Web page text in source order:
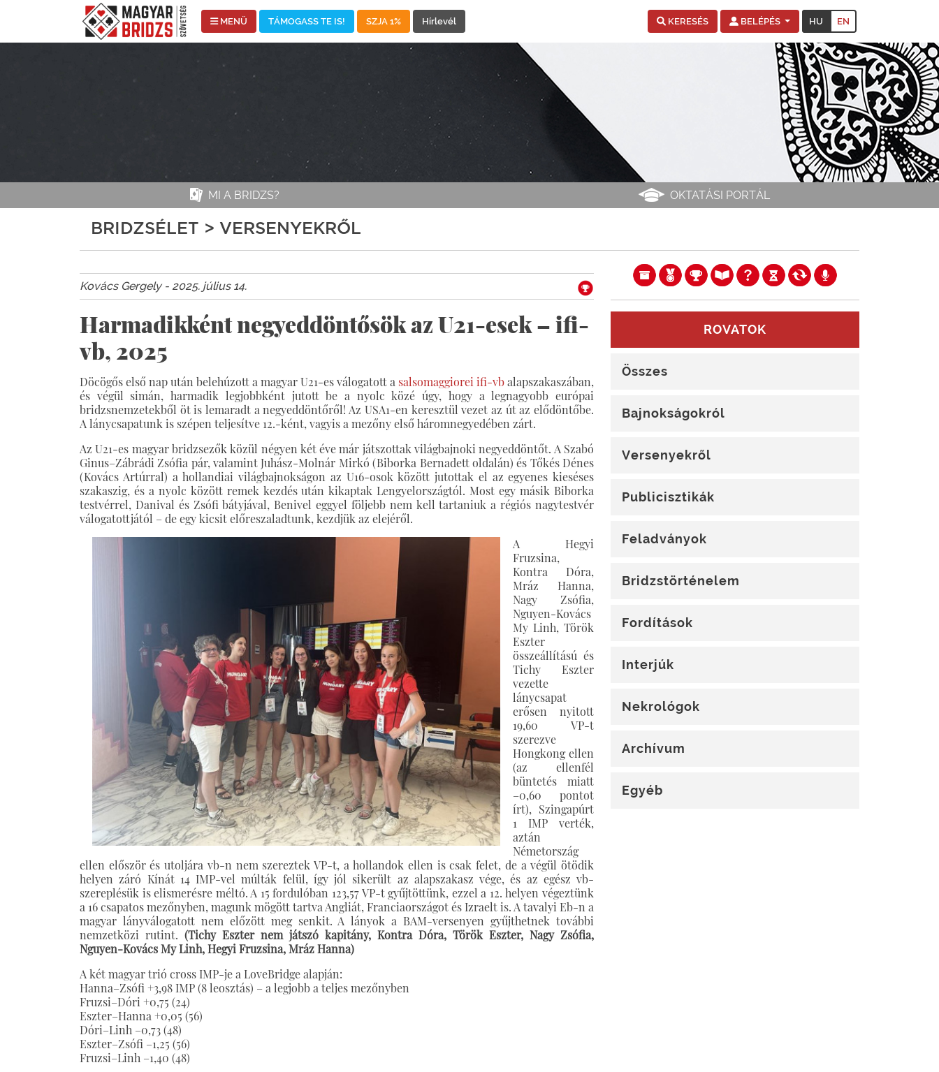
MENÜ TÁMOGASS TE IS! SZJA 1% Hírlevél KERESÉS BELÉPÉS HU EN
MI A BRIDZS? OKTATÁSI PORTÁL
BRIDZSÉLET > VERSENYEKRŐL
Kovács Gergely - 2025. július 14.
Harmadikként negyeddöntősök az U21-esek – ifi-
vb, 2025
Döcögős első nap után belehúzott a magyar U21-es válogatott a salsomaggiorei ifi-vbalapszakaszában,
és végül simán, harmadik legjobbként jutott be a nyolc közé úgy, hogy a legnagyobb európai
bridzsnemzetekből öt is lemaradt a negyeddöntőről! Az USA1-en keresztül vezet az út az elődöntőbe.
A lánycsapatunk is szépen teljesítve 12.-ként, vagyis a mezőny első háromnegyedében zárt.
Az U21-es magyar bridzsezők közül négyen két éve már játszottak világbajnoki negyeddöntőt. A Szabó
Ginus–Zábrádi Zsófia pár, valamint Juhász-Molnár Mirkó (Biborka Bernadett oldalán) és Tőkés Dénes
(Kovács Artúrral) a hollandiai világbajnokságon az U16-osok között jutottak el az egyenes kieséses
szakaszig, és a nyolc között remek kezdés után kikaptak Lengyelországtól. Most egy másik Biborka
testvérrel, Danival és Zsófi bátyjával, Benivel eggyel följebb nem kell tartaniuk a régiós nagytestvér
válogatottjától – de egy kicsit előreszaladtunk, kezdjük az elejéről.
A Hegyi
Fruzsina,
Kontra Dóra,
Mráz Hanna,
Nagy Zsófia,
Nguyen-Kovács
My Linh, Török
Eszter
összeállítású és
Tichy Eszter
vezette
lánycsapat
erősen nyitott
19,60 VP-t
szerezve
Hongkong ellen
(az ellenfél
büntetés miatt
–0,60 pontot
írt), Szingapúrt
1 IMP verték,
aztán
Németország
ellen először és utoljára vb-n nem szereztek VP-t, a hollandok ellen is csak felet, de a végül ötödik
helyen záró Kínát 14 IMP-vel múlták felül, így jól sikerült az alapszakasz vége, és az egész vb-
szereplésük is elismerésre méltó. A 15 fordulóban 123,57 VP-t gyűjtöttünk, ezzel a 12. helyen végeztünk
a 16 csapatos mezőnyben, magunk mögött tartva Angliát, Franciaországot és Izraelt is. A tavalyi Eb-n a
magyar lányválogatott nem előzött meg senkit. A lányok a BAM-versenyen gyűjthetnek további
nemzetközi rutint. (Tichy Eszter nem játszó kapitány, Kontra Dóra, Török Eszter, Nagy Zsófia,
Nguyen-Kovács My Linh, Hegyi Fruzsina, Mráz Hanna)
A két magyar trió cross IMP-je a LoveBridge alapján:
Hanna–Zsófi +3,98 IMP (8 leosztás) – a legjobb a teljes mezőnyben
Fruzsi–Dóri +0,75 (24)
Eszter–Hanna +0,05 (56)
Dóri–Linh –0,73 (48)
Eszter–Zsófi –1,25 (56)
Fruzsi–Linh –1,40 (48)
ROVATOK
Összes
Bajnokságokról
Versenyekről
Publicisztikák
Feladványok
Bridzstörténelem
Fordítások
Interjúk
Nekrológok
Archívum
Egyéb